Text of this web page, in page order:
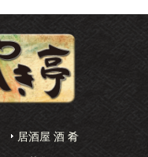
居酒屋 酒 肴